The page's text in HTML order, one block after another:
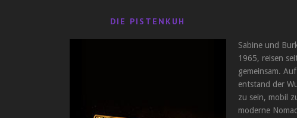
DIE PISTENKUH
Sabine und
1965, reisen
gemeinsam.
entstand der
zu sein, mobil
moderne